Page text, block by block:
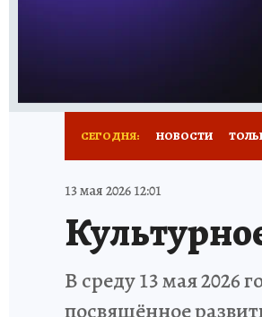
СЕГОДНЯ: НОВОСТИ
ИСПЫТАНО НА СЕБЕ
13 мая 2026 12:01
В среду 13 мая 2026
посвящённое